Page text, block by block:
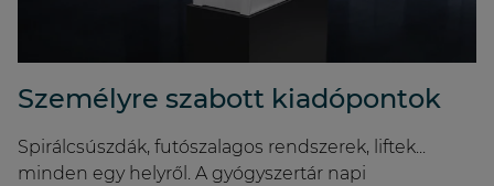
Személyre szabott kiadópontok
Spirálcsúszdák, futószalagos rendszerek, liftek...
minden egy helyről. A gyógyszertár napi